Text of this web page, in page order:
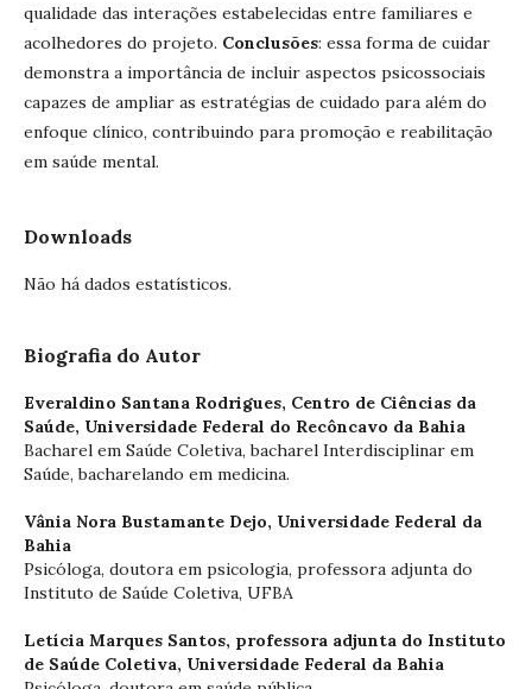
qualidade das interações estabelecidas entre familiares e
acolhedores do projeto. Conclusões: essa forma de cuidar
demonstra a importância de incluir aspectos psicossociais
capazes de ampliar as estratégias de cuidado para além do
enfoque clínico, contribuindo para promoção e reabilitação
em saúde mental.
Downloads
Não há dados estatísticos.
Biografia do Autor
Everaldino Santana Rodrigues, Centro de Ciências da
Saúde, Universidade Federal do Recôncavo da Bahia
Bacharel em Saúde Coletiva, bacharel Interdisciplinar em
Saúde, bacharelando em medicina.
Vânia Nora Bustamante Dejo, Universidade Federal da
Bahia
Psicóloga, doutora em psicologia, professora adjunta do
Instituto de Saúde Coletiva, UFBA
Letícia Marques Santos, professora adjunta do Instituto
de Saúde Coletiva, Universidade Federal da Bahia